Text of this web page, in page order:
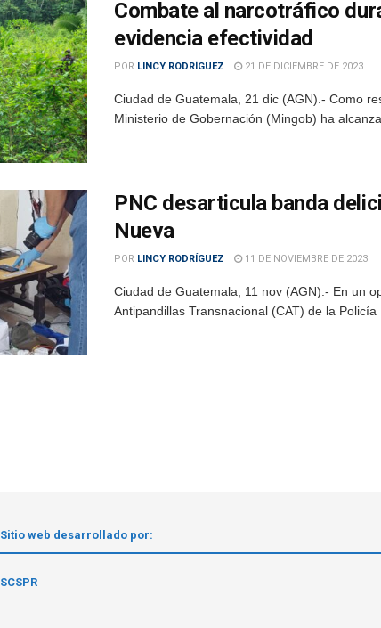
Combate al narcotráfico
evidencia efectividad
POR LINCY RODRÍGUEZ 21 DE DICIEMBRE DE 2023
Ciudad de Guatemala, 21 dic (AGN).- Como
Ministerio de Gobernación (Mingob) ha
PNC desarticula banda
Nueva
POR LINCY RODRÍGUEZ 11 DE NOVIEMBRE DE 2023
Ciudad de Guatemala, 11 nov (AGN).- En un
Antipandillas Transnacional (CAT) de la
Sitio web desarrollado por:
SCSPR